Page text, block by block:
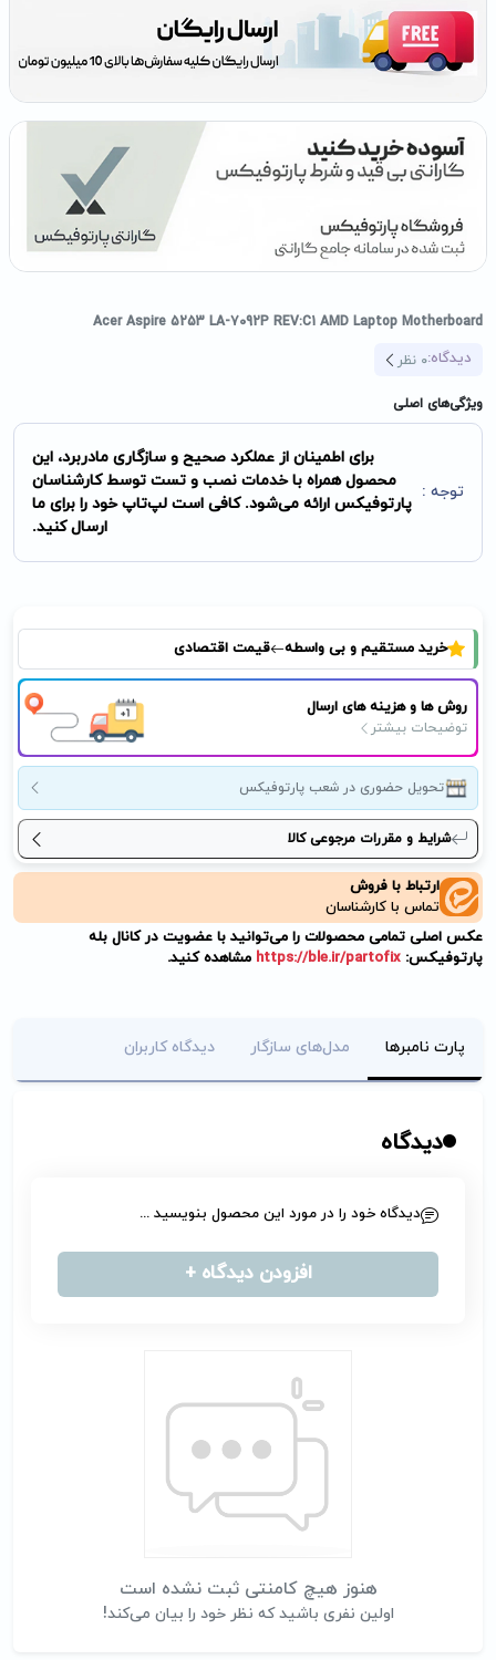
Acer Aspire 5253 LA-7092P REV:C1 AMD Laptop Motherboard
دیدگاه:0 نظر
ویژگی‌های اصلی
توجه :
برای اطمینان از عملکرد صحیح و سازگاری مادربرد، این
محصول همراه با خدمات نصب و تست توسط کارشناسان
پارتوفیکس ارائه می‌شود. کافی است لپ‌تاپ خود را برای ما
ارسال کنید.
خرید مستقیم و بی واسطه قیمت اقتصادی
روش ها و هزینه های ارسال
توضیحات بیشتر
تحویل حضوری در شعب پارتوفیکس
شرایط و مقررات مرجوعی کالا
ارتباط با فروش
تماس با کارشناسان
عکس اصلی تمامی محصولات را می‌توانید با عضویت در کانال بله
پارتوفیکس: https://ble.ir/partofix مشاهده کنید.
پارت نامبرها مدل‌های سازگار دیدگاه کاربران
دیدگاه
هنوز هیچ کامنتی ثبت نشده است
اولین نفری باشید که نظر خود را بیان می‌کند!
دیدگاه خود را در مورد این محصول بنویسید ...
افزودن دیدگاه +